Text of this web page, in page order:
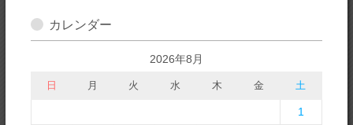
カレンダー
2026年8月
日 月 火 水 木 金 土
1